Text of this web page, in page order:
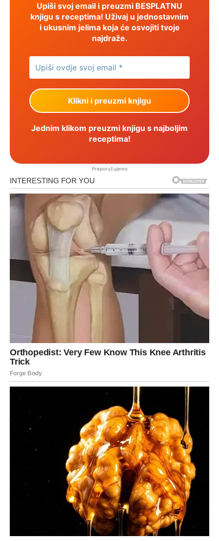
Upiši svoj email i preuzmi BESPLATNU
knjigu s receptima! Uživaj u jednostavnim
i ukusnim jelima koja će osvojiti tvoje
najdraže.
Jednim klikom preuzmi knjigu s najboljim
receptima!
Preporučujemo